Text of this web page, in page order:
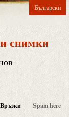
Български
снимки
Връзки Spam here